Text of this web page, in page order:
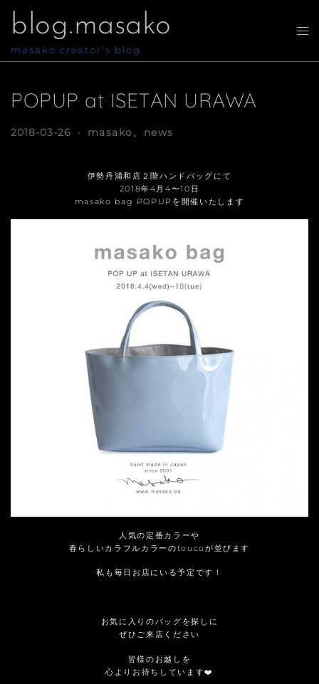
blog.masako
masako creator's blog
ト
POPUP at ISETAN URAWA
2018-03-26 masako、 news
伊勢丹浦和店２階ハンドバッグにて
2018年4月4〜10日
masako bag POPUPを開催いたします
人気の定番カラーや
春らしいカラフルカラーのtoucoが並びます
私も毎日お店にいる予定です！
お気に入りのバッグを探しに
ぜひご来店ください
皆様のお越しを
心よりお待ちしています❤️